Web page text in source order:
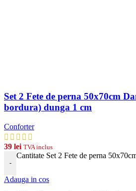
Set 2 Fete de perna 50x70cm
bordura) dunga 1 cm
Conforter
39 lei TVA inclus
-
Cantitate Set 2 Fete de perna
Adauga in cos